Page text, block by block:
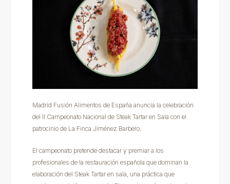
Madrid Fusión Alimentos de España anuncia la celebración
del II Campeonato Nacional de Steak Tartar en Sala con el
patrocinio de La Finca Jiménez Barbero.
El campeonato pretende destacar y premiar a los
profesionales de la restauración española que dominan la
elaboración del Steak Tartar en sala, una práctica que